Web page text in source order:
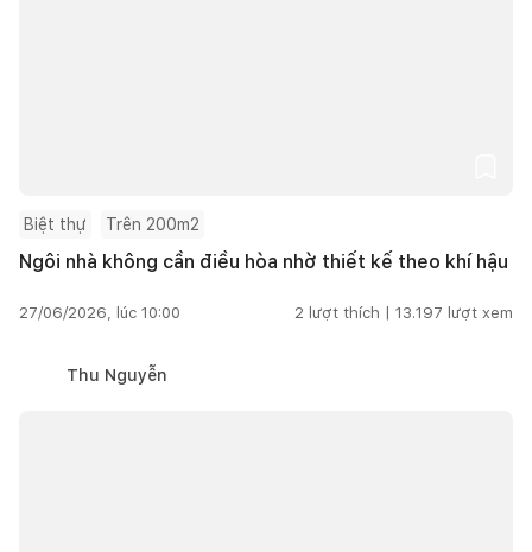
Biệt thự Trên 200m2
Ngôi nhà không cần điều hòa nhờ thiết kế theo khí hậu
27/06/2026, lúc 10:00 2 lượt thích | 13.197 lượt xem
Thu Nguyễn